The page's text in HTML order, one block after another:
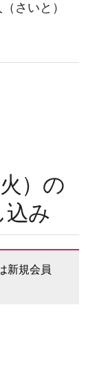
さいと）
）の
込み
新規会員